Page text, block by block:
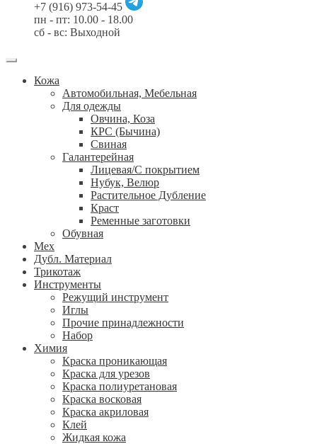
+7 (916) 973-54-45
пн - пт: 10.00 - 18.00
сб - вс: Выходной
Кожа
Автомобильная, Мебельная
Для одежды
Овчина, Коза
КРС (Бычина)
Свиная
Галантерейная
Лицевая/С покрытием
Нубук, Велюр
Растительное Дубление
Краст
Ременные заготовки
Обувная
Мех
Дубл. Материал
Трикотаж
Инструменты
Режущий инструмент
Иглы
Прочие принадлежности
Набор
Химия
Краска проникающая
Краска для урезов
Краска полиуретановая
Краска восковая
Краска акриловая
Клей
Жидкая кожа